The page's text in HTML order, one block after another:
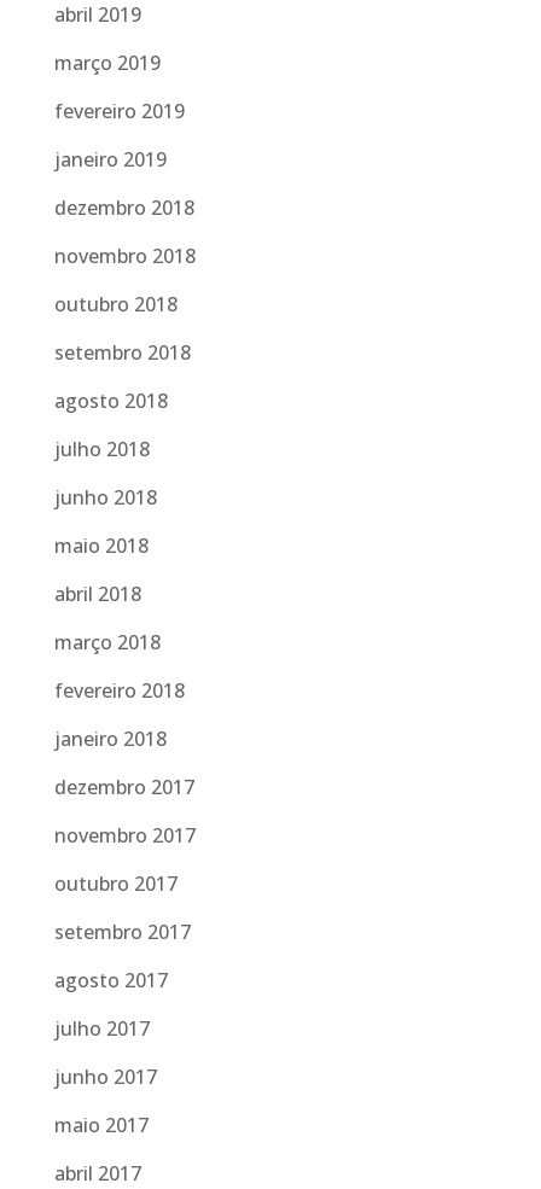
abril 2019
março 2019
fevereiro 2019
janeiro 2019
dezembro 2018
novembro 2018
outubro 2018
setembro 2018
agosto 2018
julho 2018
junho 2018
maio 2018
abril 2018
março 2018
fevereiro 2018
janeiro 2018
dezembro 2017
novembro 2017
outubro 2017
setembro 2017
agosto 2017
julho 2017
junho 2017
maio 2017
abril 2017